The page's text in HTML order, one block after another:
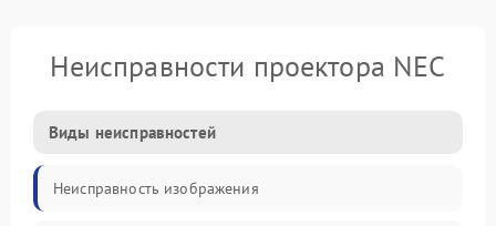
Неисправности проектора NEC
Виды неисправностей
Неисправность изображения